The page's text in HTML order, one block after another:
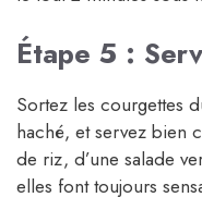
Étape 5 :
Sortez les courgettes
haché, et servez bien
de riz, d’une salade
elles font toujours